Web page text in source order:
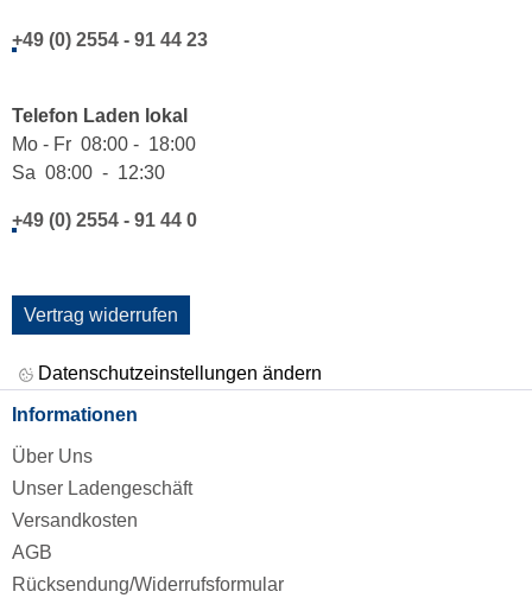
+49 (0) 2554 - 91 44 23
Telefon Laden lokal
Mo - Fr 08:00 - 18:00
Sa 08:00 - 12:30
+49 (0) 2554 - 91 44 0
Vertrag widerrufen
Datenschutzeinstellungen ändern
Informationen
Über Uns
Unser Ladengeschäft
Versandkosten
AGB
Rücksendung/Widerrufsformular